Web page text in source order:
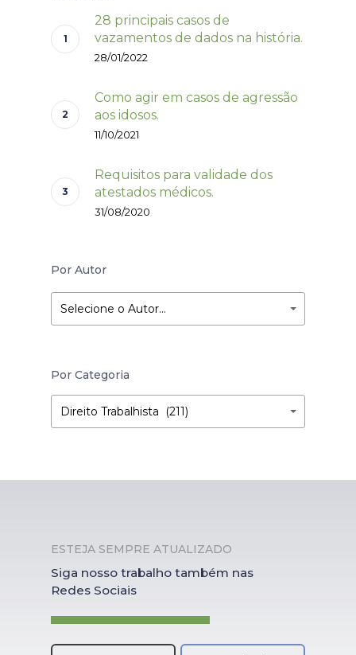
28 principais casos de
vazamentos de dados na história.
28/01/2022
Como agir em casos de agressão
aos idosos.
11/10/2021
Requisitos para validade dos
atestados médicos.
31/08/2020
Por Autor
Selecione o Autor…
Por Categoria
Por
Categoria
Direito Trabalhista (211)
Categoria
ESTEJA SEMPRE ATUALIZADO
Siga nosso trabalho também nas
Redes Sociais